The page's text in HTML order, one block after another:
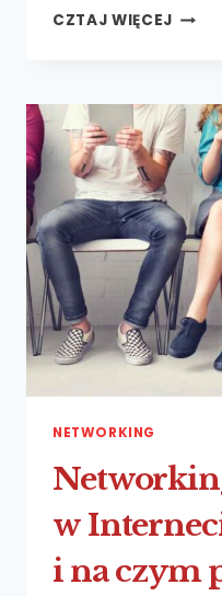
CZTAJ WIĘCEJ
NETWORKING
w
i na czym